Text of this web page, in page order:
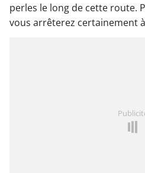
perles le long de cette route.
vous arrêterez certainement